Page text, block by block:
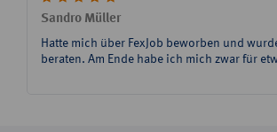
Sandro Müller
Hatte mich über FexJob beworben und
beraten. Am Ende habe ich mich zwar für